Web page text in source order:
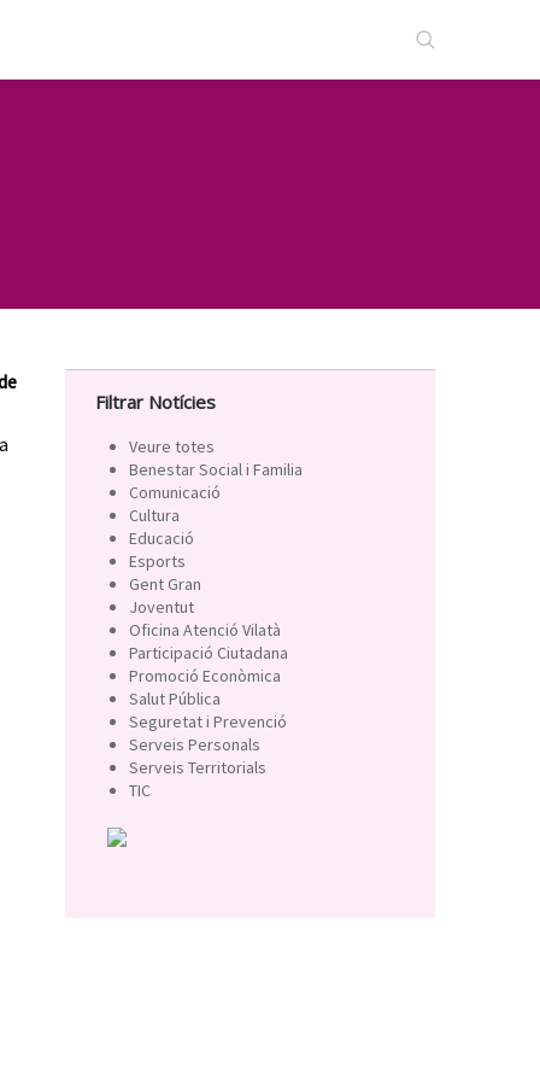
Filtrar Notícies
Veure totes
Benestar Social i Familia
Comunicació
Cultura
Educació
Esports
Gent Gran
Joventut
Oficina Atenció Vilatà
Participació Ciutadana
Promoció Econòmica
Salut Pública
Seguretat i Prevenció
Serveis Personals
Serveis Territorials
TIC